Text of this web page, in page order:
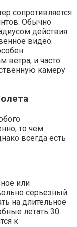
сопротивляется
Обычно
действия
видео.
ветра, и часто
камеру
то чем
всегда есть
или
серьезный
на длительное
летать 30
к